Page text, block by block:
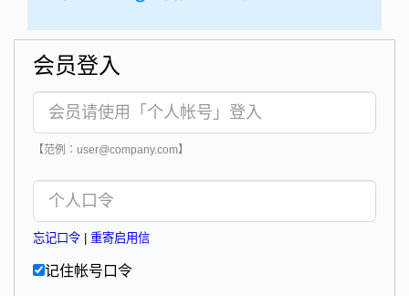
会员登入
【范例：user@company.com】
忘记口令 重寄启用信
记住帐号口令